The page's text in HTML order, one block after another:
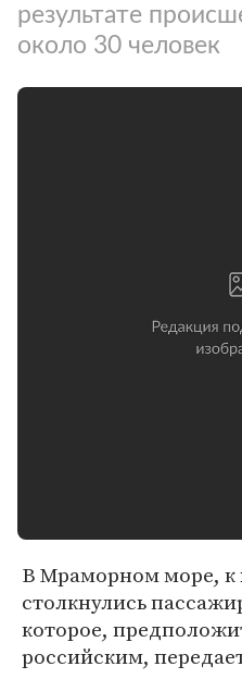
результате
около 30 человек
В Мраморном море, к
столкнулись
которое,
российским,